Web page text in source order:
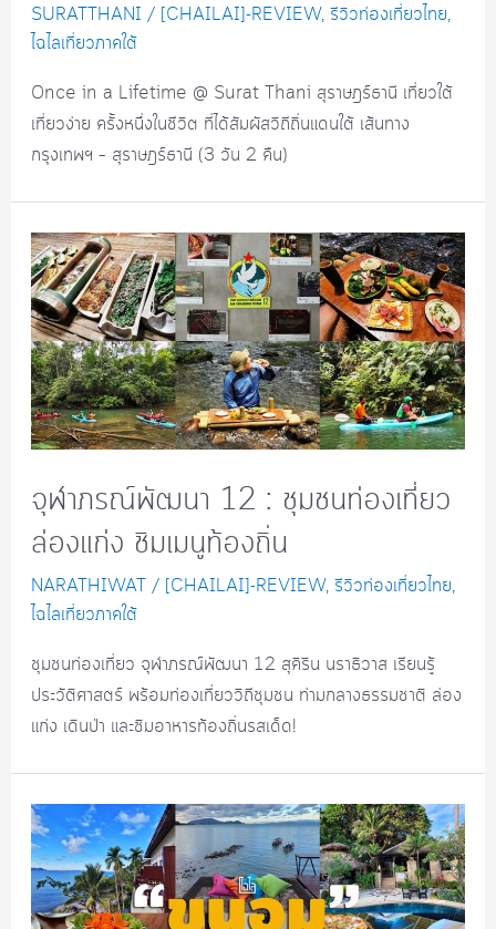
SURATTHANI / [CHAILAI]-REVIEW, รีวิวท่องเที่ยวไทย,
ไฉไลเที่ยวภาคใต้
Once in a Lifetime @ Surat Thani สุราษฎร์ธานี เที่ยวใต้
เที่ยวง่าย ครั้งหนึ่งในชีวิต ที่ได้สัมผัสวิถีถิ่นแดนใต้ เส้นทาง
กรุงเทพฯ – สุราษฎร์ธานี (3 วัน 2 คืน)
จุฬาภรณ์พัฒนา 12 : ชุมชนท่องเที่ยว
ล่องแก่ง ชิมเมนูท้องถิ่น
NARATHIWAT/ [CHAILAI]-REVIEW, รีวิวท่องเที่ยวไทย,
ไฉไลเที่ยวภาคใต้
ชุมชนท่องเที่ยว จุฬาภรณ์พัฒนา 12 สุคิริน นราธิวาส เรียนรู้
ประวัติศาสตร์ พร้อมท่องเที่ยววิถีชุมชน ท่ามกลางธรรมชาติ ล่อง
แก่ง เดินป่า และชิมอาหารท้องถิ่นรสเด็ด!